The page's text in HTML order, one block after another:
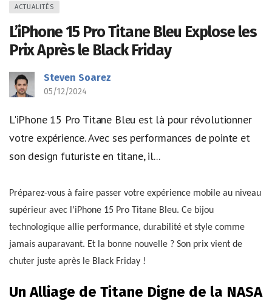
ACTUALITÉS
L’iPhone 15 Pro Titane Bleu Explose les
Prix Après le Black Friday
Steven Soarez
05/12/2024
L'iPhone 15 Pro Titane Bleu est là pour révolutionner
votre expérience. Avec ses performances de pointe et
son design futuriste en titane, il...
Préparez-vous à faire passer votre expérience mobile au niveau
supérieur avec l’iPhone 15 Pro Titane Bleu. Ce bijou
technologique allie performance, durabilité et style comme
jamais auparavant. Et la bonne nouvelle ? Son prix vient de
chuter juste après le Black Friday !
Un Alliage de Titane Digne de la NASA